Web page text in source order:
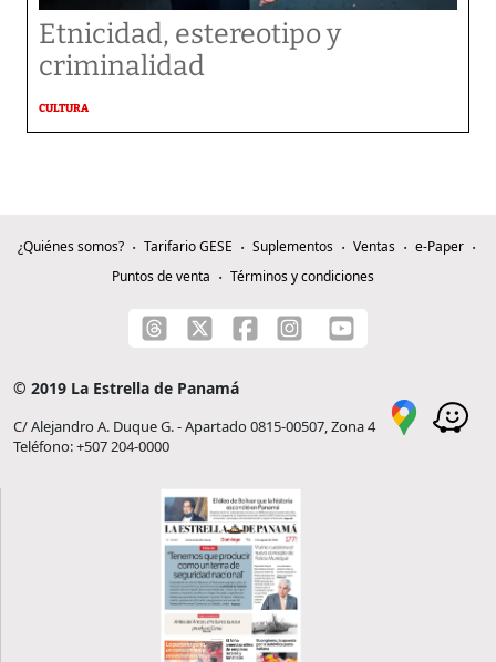
Etnicidad, estereotipo y
criminalidad
CULTURA
¿Quiénes somos? Tarifario GESE Suplementos Ventas
e-Paper
Puntos de venta
Términos y condiciones
© 2019 La Estrella de Panamá
C/ Alejandro A. Duque G. - Apartado 0815-00507, Zona 4
Teléfono: +507 204-0000